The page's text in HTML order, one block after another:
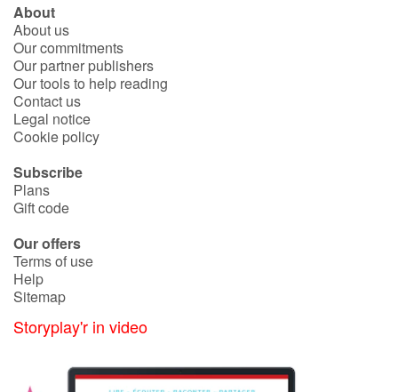
About
About us
Our commitments
Our partner publishers
Our tools to help reading
Contact us
Legal notice
Cookie policy
Subscribe
Plans
Gift code
Our offers
Terms of use
Help
Sitemap
Storyplay'r in video